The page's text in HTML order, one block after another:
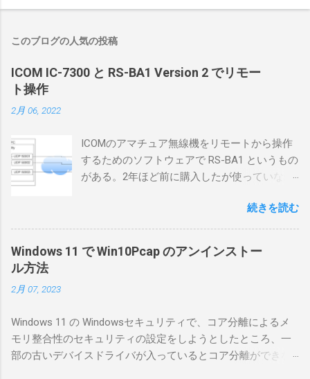
このブログの人気の投稿
ICOM IC-7300 と RS-BA1 Version 2 でリモー
ト操作
2月 06, 2022
ICOMのアマチュア無線機をリモートから操作
するためのソフトウェアで RS-BA1 というもの
がある。2年ほど前に購入したが使っていなか
としているので、リモートから操作できる無
線局構築のために、真面目に使ってみること
くだろうと思ったのだが、ちっともそんなに
合は、下記のこれらものが必要である ICOMの
無線機。 今回は私が持っているIC-7300を使
う。 無線機側(サーバ側) のWindows PC。 今
続きを読む
Windows 11 で Win10Pcap のアンインストー
ル方法
2月 07, 2023
Windows 11 の Windowsセキュリティで、コア分離によるメ
モリ整合性のセキュリティの設定をしようとしたところ、一
部の古いデバイスドライバが入っているとコア分離ができな